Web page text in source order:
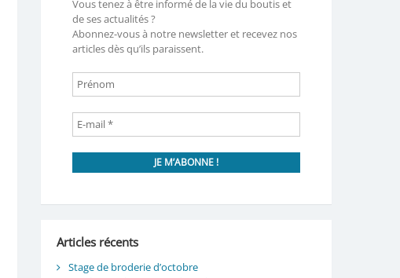
Vous tenez à être informé de la vie du boutis et
de ses actualités ?
Abonnez-vous à notre newsletter et recevez nos
articles dès qu’ils paraissent.
Articles récents
Stage de broderie d’octobre